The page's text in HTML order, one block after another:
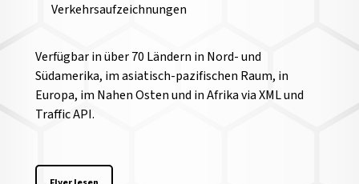
Verkehrsaufzeichnungen
Verfügbar in über 70 Ländern in Nord- und
Südamerika, im asiatisch-pazifischen Raum, in
Europa, im Nahen Osten und in Afrika via XML und
Traffic API.